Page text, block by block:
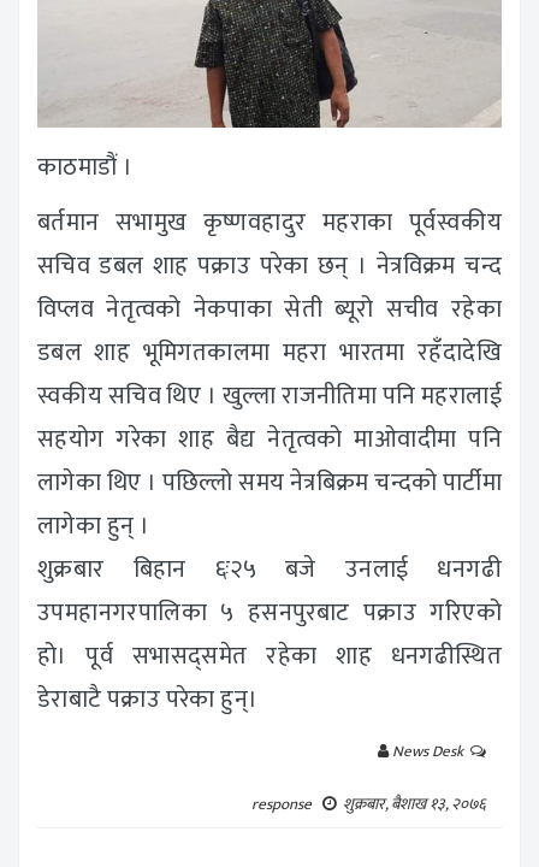
काठमाडौं ।
बर्तमान सभामुख कृष्णवहादुर महराका पूर्वस्वकीय
सचिव डबल शाह पक्राउ परेका छन् । नेत्रविक्रम चन्द
विप्लव नेतृत्वको नेकपाका सेती ब्यूरो सचीव रहेका
डबल शाह भूमिगतकालमा महरा भारतमा रहँदादेखि
स्वकीय सचिव थिए । खुल्ला राजनीतिमा पनि महरालाई
सहयोग गरेका शाह बैद्य नेतृत्वको माओवादीमा पनि
लागेका थिए । पछिल्लो समय नेत्रबिक्रम चन्दको पार्टीमा
लागेका हुन् ।
शुक्रबार बिहान ६ः२५ बजे उनलाई धनगढी
उपमहानगरपालिका ५ हसनपुरबाट पक्राउ गरिएको
हो। पूर्व सभासद्समेत रहेका शाह धनगढीस्थित
डेराबाटै पक्राउ परेका हुन्।
News Desk
response
शुक्रबार, बैशाख १३, २०७६